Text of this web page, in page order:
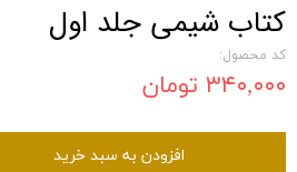
کتاب شیمی جلد اول
کد محصول:
۳۴۰,۰۰۰ تومان
افزودن به سبد خرید